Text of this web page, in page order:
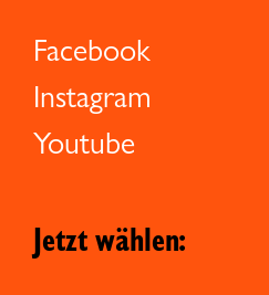
Facebook
Instagram
Youtube
Jetzt wählen: